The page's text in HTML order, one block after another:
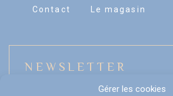
Gérer les cookies
Contact Le magasin
NEWSLETTER